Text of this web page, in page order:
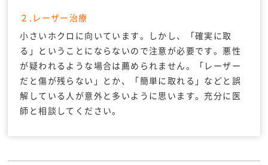
２.レーザー治療
小さいホクロに向いています。しかし、「確実に取
る」ということにならないので注意が必要です。悪性
が疑われるような場合は薦められません。「レーザー
だと傷が残らない」とか、「簡単に取れる」などと誤
解している人が意外と多いように思います。充分に医
師と相談してください。